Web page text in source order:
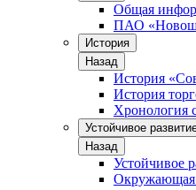
Общая
ПАО
История
Назад
История
История
Хронология
Устойчивое
Назад
Устойчивое
Окружающая